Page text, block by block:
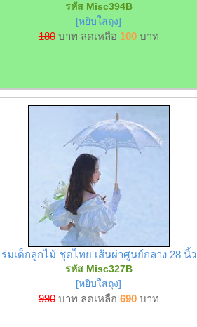
รหัส Misc394B
[หยิบใส่ถุง]
180บาท ลดเหลือ 100บาท
ร่มเด็กลูกไม้ ชุดไทย เส้นผ่าศูนย์กลาง 28 นิ้ว
รหัส Misc327B
[หยิบใส่ถุง]
990บาท ลดเหลือ 690บาท